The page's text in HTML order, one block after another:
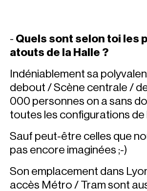
- Quels sont selon toi les
atouts de la Halle ?
Indéniablement sa
debout / Scène centrale /
000 personnes on a sans
toutes les configurations de
Sauf peut-être celles que
pas encore imaginées ;-)
Son emplacement dans
accès Métro / Tram sont